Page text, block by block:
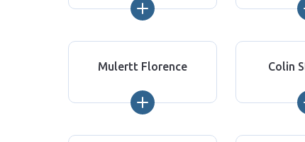
Mulertt Florence Colin